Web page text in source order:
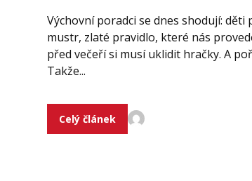
Výchovní poradci se dnes shodují:
mustr, zlaté pravidlo, které nás
před večeří si musí uklidit hračky. A
Takže...
Celý článek